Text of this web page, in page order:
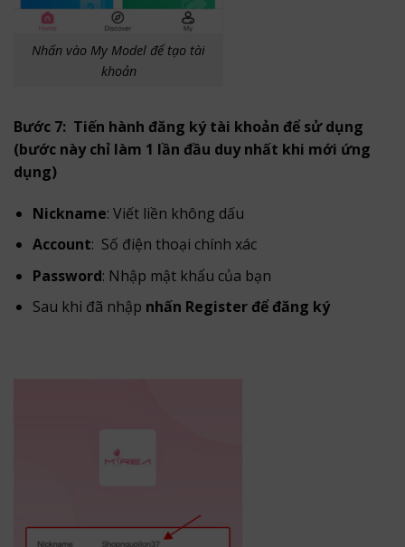
Nhấn vào My Model để tạo tài
khoản
Bước 7: Tiến hành đăng ký tài khoản để sử dụng
(bước này chỉ làm 1 lần đầu duy nhất khi mới ứng
dụng)
Nickname: Viết liền không dấu
Account: Số điện thoại chính xác
Password: Nhập mật khẩu của bạn
Sau khi đã nhập nhấn Register để đăng ký